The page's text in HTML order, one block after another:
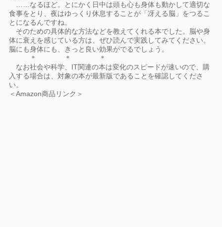
……なるほど。とにかく日中は頭も心も身体も動かして適切な
食事をとり、夜はゆっくり休息することが「冴える脳」をつるこ
とになるんですね。
そのための具体的な方法などを教えてくれる本でした。脳や身
体に衰えを感じている方は、ぜひ読んで実践してみてください。
脳にも身体にも、きっと良い効果がでるでしょう。
＊ ＊ ＊
なお社会や科学、IT関連の本は変化のスピードが速いので、購
入する場合は、対象の本が最新版であることを確認してくださ
い。
＜Amazon商品リンク＞